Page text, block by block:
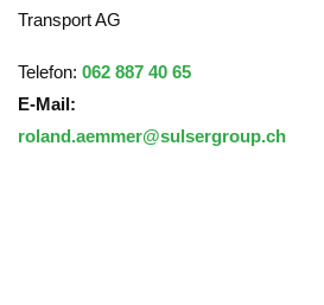
Transport AG
Telefon: 062 887 40 65
E-Mail:
roland.aemmer@sulsergroup.ch